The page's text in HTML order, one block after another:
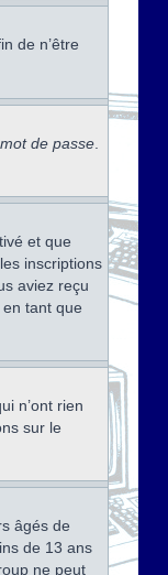
de n’être
de passe
et que
inscriptions
aviez reçu
tant que
n’ont rien
sur le
âgés de
de 13 ans
ne peut